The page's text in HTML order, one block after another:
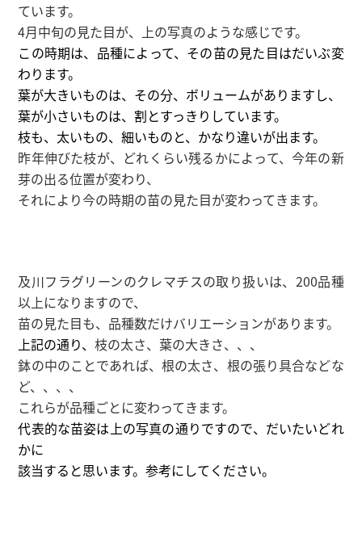
ています。
4月中旬の見た目が、上の写真のような感じです。
この時期は、品種によって、その苗の見た目はだいぶ変
わります。
葉が大きいものは、その分、ボリュームがありますし、
葉が小さいものは、割とすっきりしています。
枝も、太いもの、細いものと、かなり違いが出ます。
昨年伸びた枝が、どれくらい残るかによって、今年の新
芽の出る位置が変わり、
それにより今の時期の苗の見た目が変わってきます。
及川フラグリーンのクレマチスの取り扱いは、200品種
以上になりますので、
苗の見た目も、品種数だけバリエーションがあります。
上記の通り、枝の太さ、葉の大きさ、、、
鉢の中のことであれば、根の太さ、根の張り具合などな
ど、、、、
これらが品種ごとに変わってきます。
代表的な苗姿は上の写真の通りですので、だいたいどれ
かに
該当すると思います。参考にしてください。